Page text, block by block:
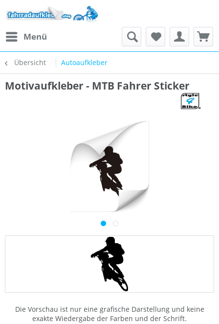
Menü
Übersicht Autoaufkleber
Motivaufkleber - MTB Fahrer Sticker
Die Vorschau ist nur eine grafische Darstellung und keine
exakte Wiedergabe der Farben und der Schrift.